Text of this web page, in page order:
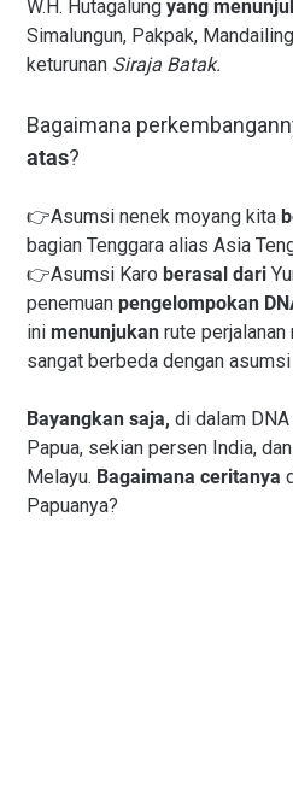
W.H. Hutagalung yang
Simalungun, Pakpak,
keturunan Siraja Batak.
Bagaimana
atas?
👉Asumsi nenek moyang kita
bagian Tenggara alias Asia
👉Asumsi Karo berasal dari
penemuan pengelompokan
ini menunjukan rute perjalanan
sangat berbeda dengan asumsi
Bayangkan saja, di dalam
Papua, sekian persen India,
Melayu. Bagaimana ceritanya
Papuanya?